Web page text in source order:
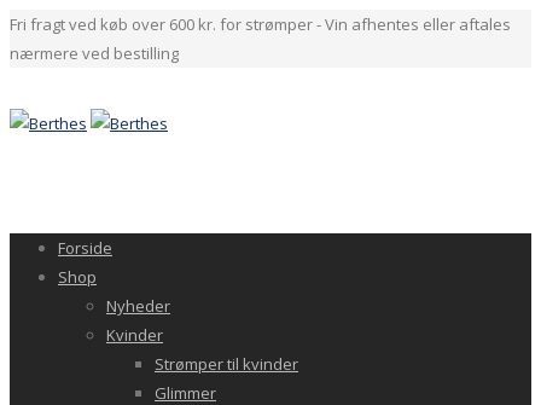
Fri fragt ved køb over 600 kr. for strømper - Vin afhentes eller aftales
nærmere ved bestilling
Forside
Shop
Nyheder
Kvinder
Strømper til kvinder
Glimmer